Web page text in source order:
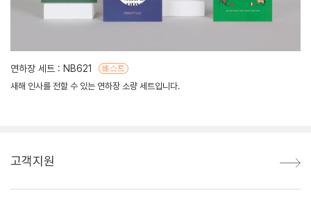
연하장 세트 : NB621
새해 인사를 전할 수 있는 연하장 소량 세트입니다.
고객지원